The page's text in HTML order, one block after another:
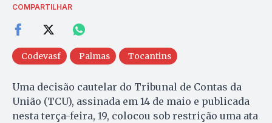
COMPARTILHAR
Codevasf Palmas Tocantins
Uma decisão cautelar do Tribunal de Contas da
União (TCU), assinada em 14 de maio e publicada
nesta terça-feira, 19, colocou sob restrição uma ata